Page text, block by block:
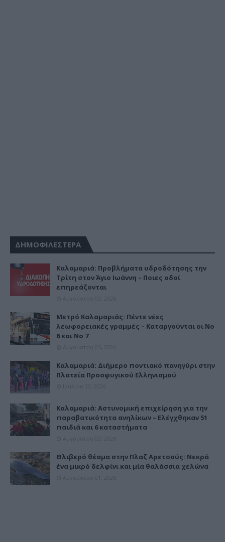
ΔΗΜΟΦΙΛΕΣΤΕΡΑ
Καλαμαριά: Προβλήματα υδροδότησης την
Τρίτη στον Άγιο Ιωάννη – Ποιες οδοί
επηρεάζονται
Μετρό Καλαμαριάς: Πέντε νέες
λεωφορειακές γραμμές – Καταργούνται οι Νο
6 και Νο 7
Καλαμαριά: Διήμερο ποντιακό πανηγύρι στην
Πλατεία Προσφυγικού Ελληνισμού
Καλαμαριά: Αστυνομική επιχείρηση για την
παραβατικότητα ανηλίκων – Ελέγχθηκαν 51
παιδιά και 6 καταστήματα
Θλιβερό θέαμα στην Πλαζ Αρετσούς: Νεκρά
ένα μικρό δελφίνι και μία θαλάσσια χελώνα